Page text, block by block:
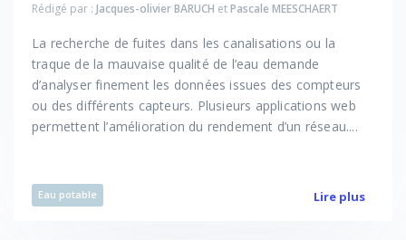
Rédigé par : Jacques-olivier BARUCH etPascale MEESCHAERT
La recherche de fuites dans les canalisations ou la
traque de la mauvaise qualité de l’eau demande
d’analyser finement les données issues des compteurs
ou des différents capteurs. Plusieurs applications web
permettent l’amélioration du rendement d’un réseau....
Eau potable Lire plus